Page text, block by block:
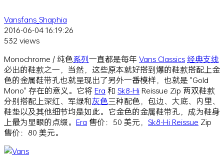
Vansfans_Shaphia
2016-06-04 16:19:26
532 views
Monochrome / 纯色系列一直都是每年 Vans Classics经典支线
必出的鞋款之一，当然，这些原本就好搭到爆的鞋款搭配上金
色的金属鞋带孔也就呈现出了另外一番模样，也就是 "Gold
Mono" 存在的意义。它将 Era 和 Sk8-HiReissue Zip 两双鞋款
分别搭配上深红、军绿和灰色三种配色，包边、大底、内里、
鞋垫以及其他细节均是如此。它金色的金属鞋带孔，成为鞋身
上最为显眼的点缀。 Era 售价：50 美元， Sk8-Hi Reissue Zip
售价：80 美元。